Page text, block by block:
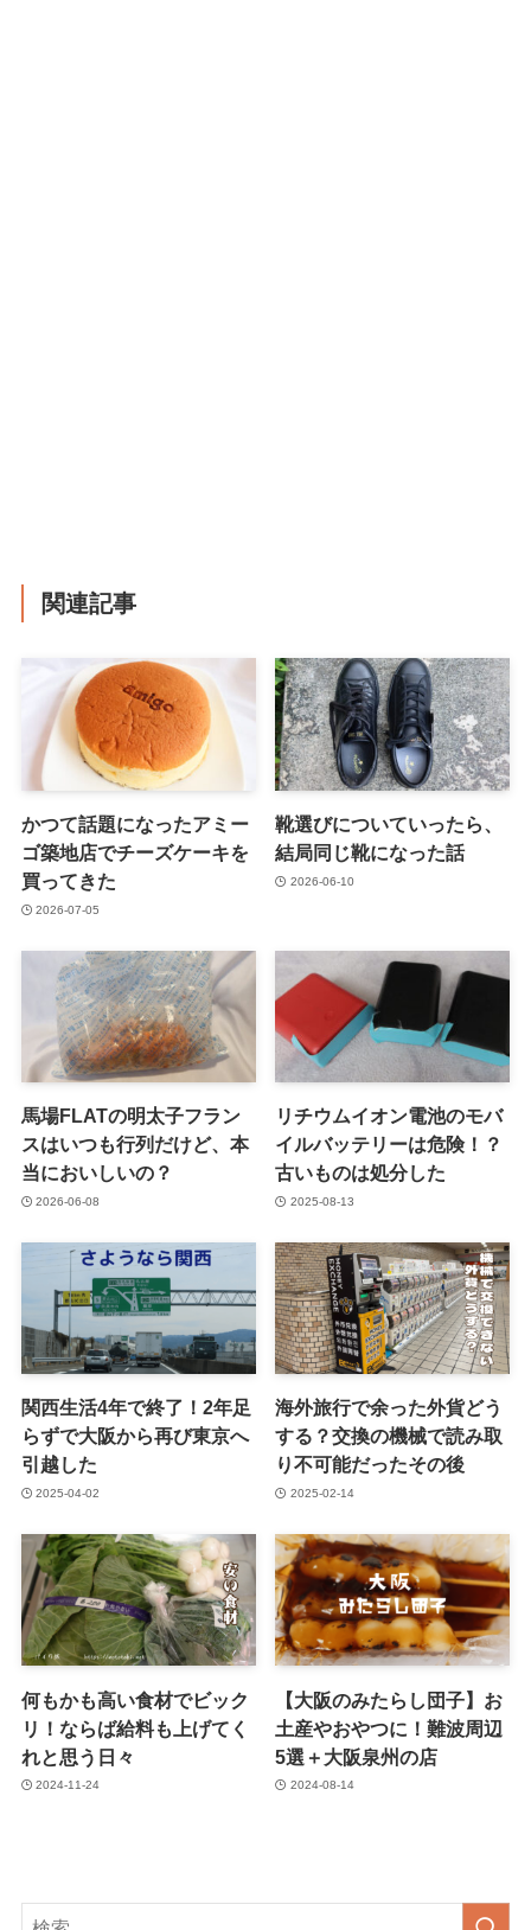
関連記事
かつて話題になったアミー
ゴ築地店でチーズケーキを
買ってきた
2026-07-05
靴選びについていったら、
結局同じ靴になった話
2026-06-10
馬場FLATの明太子フラン
スはいつも行列だけど、本
当においしいの？
2026-06-08
リチウムイオン電池のモバ
イルバッテリーは危険！？
古いものは処分した
2025-08-13
関西生活4年で終了！2年足
らずで大阪から再び東京へ
引越した
2025-04-02
海外旅行で余った外貨どう
する？交換の機械で読み取
り不可能だったその後
2025-02-14
何もかも高い食材でビック
リ！ならば給料も上げてく
れと思う日々
2024-11-24
【大阪のみたらし団子】お
土産やおやつに！難波周辺
5選＋大阪泉州の店
2024-08-14